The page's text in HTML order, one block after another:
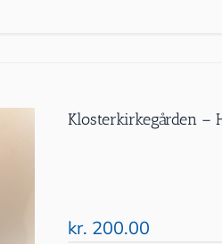
Klosterkirkegården –
kr. 200.00